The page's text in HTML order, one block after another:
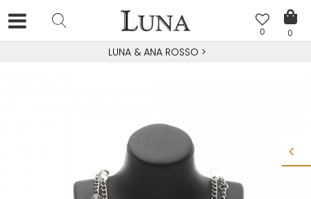
0
0
LUNA & ANA ROSSO >